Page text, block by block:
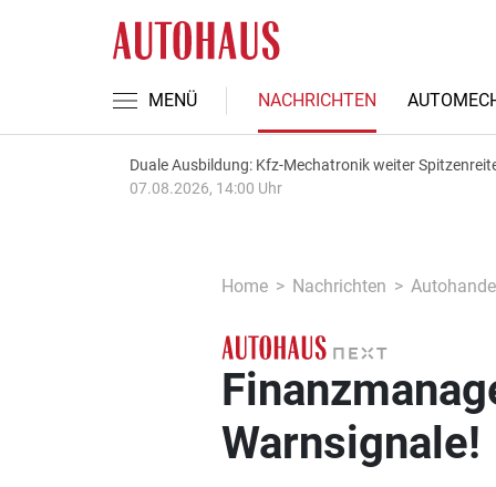
MENÜ NACHRICHTEN
Duale Ausbildung: Kfz-Mechatronik weiter
07.08.2026, 14:00 Uhr
Home Nachrichten
Warnsignale!